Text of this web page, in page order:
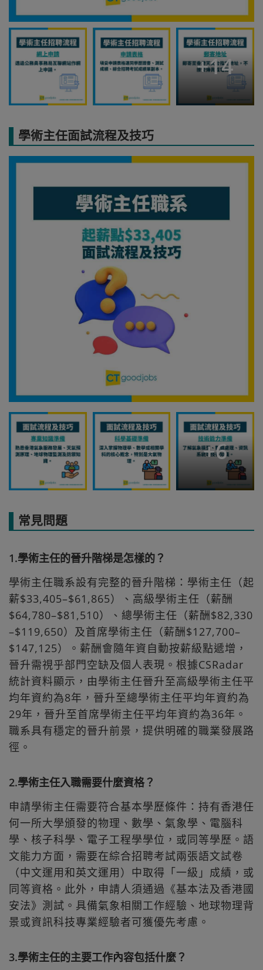
+14
學術主任面試流程及技巧
+6
常見問題
1.學術主任的晉升階梯是怎樣的？
學術主任職系設有完整的晉升階梯：學術主任（起
薪$33,405–$61,865）、高級學術主任（薪酬
$64,780–$81,510）、總學術主任（薪酬$82,330
–$119,650）及首席學術主任（薪酬$127,700–
$147,125）。薪酬會隨年資自動按薪級點遞增，
晉升需視乎部門空缺及個人表現。根據CSRadar
統計資料顯示，由學術主任晉升至高級學術主任平
均年資約為8年，晉升至總學術主任平均年資約為
29年，晉升至首席學術主任平均年資約為36年。
職系具有穩定的晉升前景，提供明確的職業發展路
徑。
2.學術主任入職需要什麼資格？
申請學術主任需要符合基本學歷條件：持有香港任
何一所大學頒發的物理、數學、氣象學、電腦科
學、核子科學、電子工程學學位，或同等學歷。語
文能力方面，需要在綜合招聘考試兩張語文試卷
（中文運用和英文運用）中取得「一級」成績，或
同等資格。此外，申請人須通過《基本法及香港國
安法》測試。具備氣象相關工作經驗、地球物理背
景或資訊科技專業經驗者可獲優先考慮。
3.學術主任的主要工作內容包括什麼？